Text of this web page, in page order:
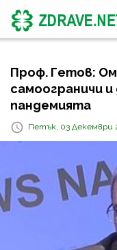
Проф. Гетов:
самоограничи
пандемията
Петък, 03 Декември